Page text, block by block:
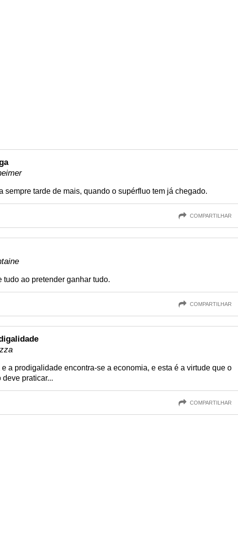
sempre tarde de mais, quando o supérfluo tem já chegado.
COMPARTILHAR
tudo ao pretender ganhar tudo.
COMPARTILHAR
e a prodigalidade encontra-se a economia, e esta é a virtude que o
deve praticar...
COMPARTILHAR